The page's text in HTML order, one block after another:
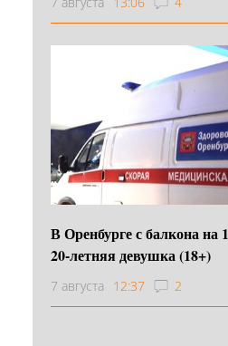
В Оренбурге с балкона на
20-летняя девушка (18+)
7 августа 12:37 2